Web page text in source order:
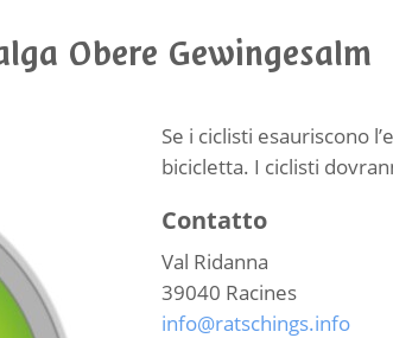
Obere Gewingesalm
Se i ciclisti esauriscono
bicicletta. I ciclisti
Contatto
Val Ridanna
39040 Racines
info@ratschings.info